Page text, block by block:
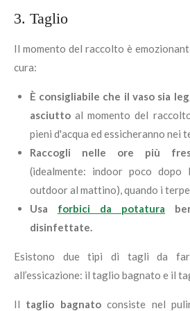
3. Taglio
Il momento del raccolto è
cura:
È consigliabile che il vaso sia
asciuttoal momento del
pieni d'acqua ed essicheranno nei
Raccogli nelle ore più
(idealmente: indoor poco dopo
outdoor al mattino), quando i
Usa forbici da potatura
disinfettate.
Esistono due tipi di tagli da
all’essicazione: il taglio bagnato e il
Il taglio bagnatoconsiste nel